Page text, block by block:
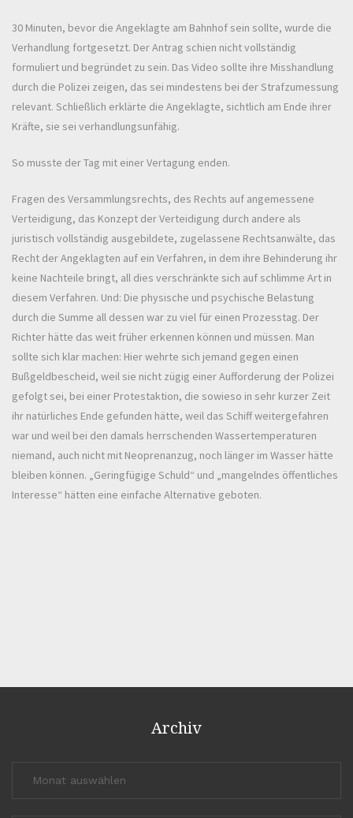
30 Minuten, bevor die Angeklagte am Bahnhof sein sollte, wurde die
Verhandlung fortgesetzt. Der Antrag schien nicht vollständig
formuliert und begründet zu sein. Das Video sollte ihre Misshandlung
durch die Polizei zeigen, das sei mindestens bei der Strafzumessung
relevant. Schließlich erklärte die Angeklagte, sichtlich am Ende ihrer
Kräfte, sie sei verhandlungsunfähig.
So musste der Tag mit einer Vertagung enden.
Fragen des Versammlungsrechts, des Rechts auf angemessene
Verteidigung, das Konzept der Verteidigung durch andere als
juristisch vollständig ausgebildete, zugelassene Rechtsanwälte, das
Recht der Angeklagten auf ein Verfahren, in dem ihre Behinderung ihr
keine Nachteile bringt, all dies verschränkte sich auf schlimme Art in
diesem Verfahren. Und: Die physische und psychische Belastung
durch die Summe all dessen war zu viel für einen Prozesstag. Der
Richter hätte das weit früher erkennen können und müssen. Man
sollte sich klar machen: Hier wehrte sich jemand gegen einen
Bußgeldbescheid, weil sie nicht zügig einer Aufforderung der Polizei
gefolgt sei, bei einer Protestaktion, die sowieso in sehr kurzer Zeit
ihr natürliches Ende gefunden hätte, weil das Schiff weitergefahren
war und weil bei den damals herrschenden Wassertemperaturen
niemand, auch nicht mit Neoprenanzug, noch länger im Wasser hätte
bleiben können. „Geringfügige Schuld“ und „mangelndes öffentliches
Interesse“ hätten eine einfache Alternative geboten.
Archiv